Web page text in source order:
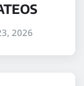
2026